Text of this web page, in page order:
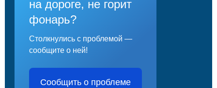
на дороге, не горит
фонарь?
Столкнулись с проблемой —
сообщите о ней!
Сообщить о проблеме